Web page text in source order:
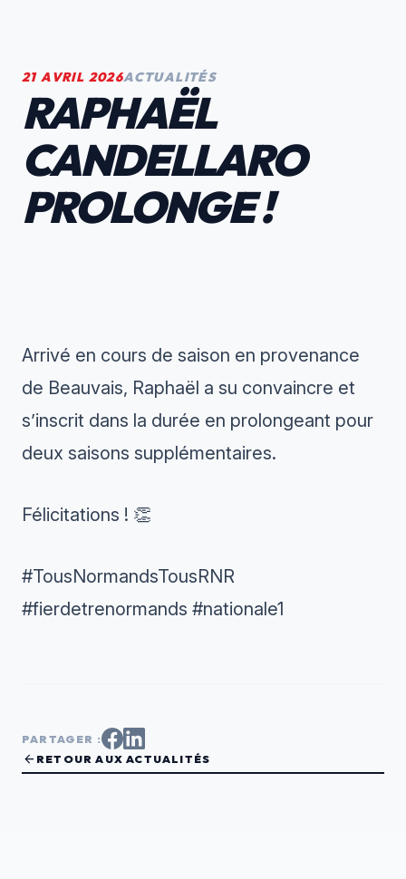
21 AVRIL 2026ACTUALITÉS
RAPHAËL
CANDELLARO
PROLONGE !
Arrivé en cours de saison en provenance
de Beauvais, Raphaël a su convaincre et
s’inscrit dans la durée en prolongeant pour
deux saisons supplémentaires.
Félicitations ! 👏
#TousNormandsTousRNR
#fierdetrenormands #nationale1
PARTAGER :
arrow_back RETOUR AUX ACTUALITÉS